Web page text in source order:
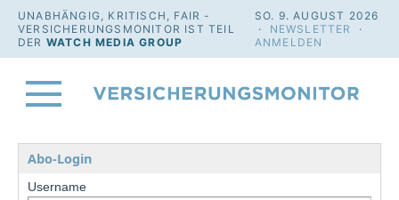
UNABHÄNGIG, KRITISCH, FAIR -
VERSICHERUNGSMONITOR IST TEIL
DER WATCH MEDIA GROUP
SO. 9. AUGUST 2026
· NEWSLETTER
·
ANMELDEN
Abo-Login
Username